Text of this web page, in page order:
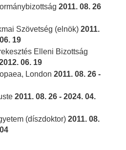
2011. 08. 26
Szövetség (elnök) 2011.
19
Elleni Bizottság
06. 19
London 2011. 08. 26 -
2011. 08. 26 - 2024. 04.
(díszdoktor) 2011. 08.